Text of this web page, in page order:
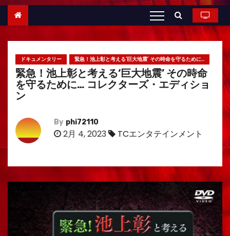
ドキュメンタリー 緊急！池上彰と考える‘巨大地震’ その時命を守るために…
緊急！池上彰と考える‘巨大地震’ その時命
を守るために… コレクターズ・エディショ
ン
By phi72110
2月 4, 2023 TCエンタテインメント